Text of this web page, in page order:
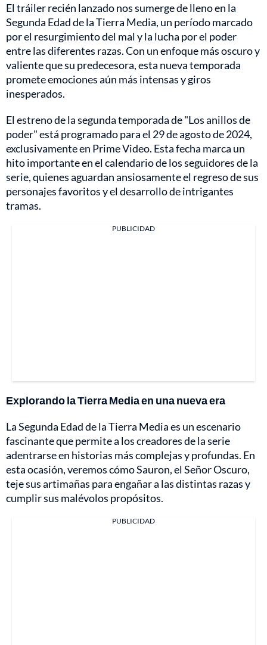
El tráiler recién lanzado nos sumerge de lleno en la
Segunda Edad de la Tierra Media, un período marcado
por el resurgimiento del mal y la lucha por el poder
entre las diferentes razas. Con un enfoque más oscuro y
valiente que su predecesora, esta nueva temporada
promete emociones aún más intensas y giros
inesperados.
El estreno de la segunda temporada de "Los anillos de
poder" está programado para el 29 de agosto de 2024,
exclusivamente en Prime Video. Esta fecha marca un
hito importante en el calendario de los seguidores de la
serie, quienes aguardan ansiosamente el regreso de sus
personajes favoritos y el desarrollo de intrigantes
tramas.
PUBLICIDAD
Explorando la Tierra Media en una nueva era
La Segunda Edad de la Tierra Media es un escenario
fascinante que permite a los creadores de la serie
adentrarse en historias más complejas y profundas. En
esta ocasión, veremos cómo Sauron, el Señor Oscuro,
teje sus artimañas para engañar a las distintas razas y
cumplir sus malévolos propósitos.
PUBLICIDAD